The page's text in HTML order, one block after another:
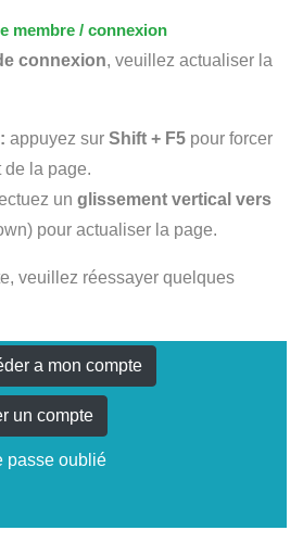
membre / connexion
connexion, veuillez actualiser la
appuyez sur Shift + F5 pour forcer
de la page.
un glissement vertical vers
pour actualiser la page.
veuillez réessayer quelques
a mon compte
un compte
passe oublié